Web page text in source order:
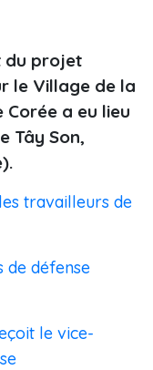
du projet
le Village de la
a eu lieu
Tây Son,
travailleurs de
de défense
le vice-